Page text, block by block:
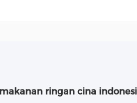
ringan cina